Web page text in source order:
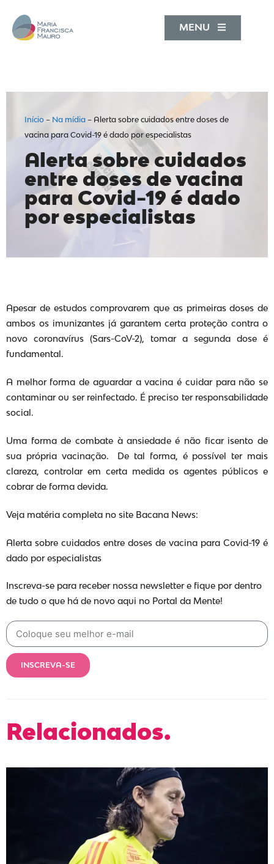
MENU
Início – Na mídia – Alerta sobre cuidados entre doses de
vacina para Covid-19 é dado por especialistas
Alerta sobre cuidados
entre doses de vacina
para Covid-19 é dado
por especialistas
Apesar de estudos comprovarem que as primeiras doses de
ambos os imunizantes já garantem certa proteção contra o
novo coronavírus (Sars-CoV-2), tomar a segunda dose é
fundamental.
A melhor forma de aguardar a vacina é cuidar para não se
contaminar ou ser reinfectado. É preciso ter responsabilidade
social.
Uma forma de combate à ansiedade é não ficar isento de
sua própria vacinação. De tal forma, é possível ter mais
clareza, controlar em certa medida os agentes públicos e
cobrar de forma devida.
Veja matéria completa no site Bacana News:
Alerta sobre cuidados entre doses de vacina para Covid-19 é
dado por especialistas
Inscreva-se para receber nossa newsletter e fique por dentro
de tudo o que há de novo aqui no Portal da Mente!
INSCREVA-SE
Relacionados.